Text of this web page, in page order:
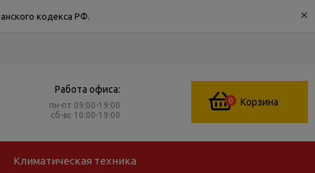
кодекса РФ. ×
Работа офиса:
пн-пт 09:00-19:00
сб-вс 10:00-19:00
0 Корзина
Климатическая техника